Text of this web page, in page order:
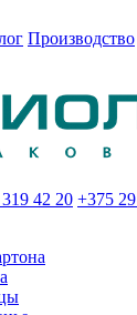
Производство
319 42 20 +375 29